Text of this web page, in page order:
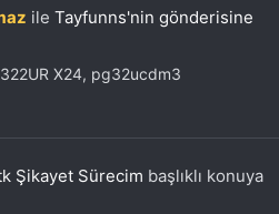
ile Tayfunns'nin gönderisine
X24, pg32ucdm3
Şikayet Sürecim başlıklı konuya